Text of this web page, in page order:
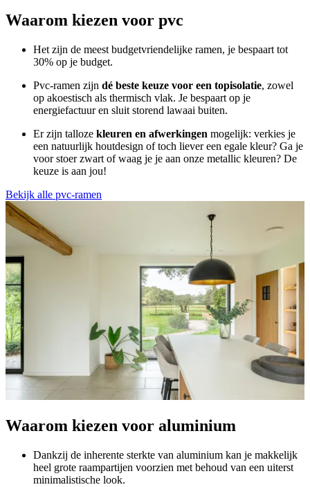
Waarom kiezen voor pvc
Het zijn de meest budgetvriendelijke ramen, je bespaart tot
30% op je budget.
Pvc-ramen zijn dé beste keuze voor een topisolatie, zowel
op akoestisch als thermisch vlak. Je bespaart op je
energiefactuur en sluit storend lawaai buiten.
Er zijn talloze kleuren en afwerkingen mogelijk: verkies je
een natuurlijk houtdesign of toch liever een egale kleur? Ga je
voor stoer zwart of waag je je aan onze metallic kleuren? De
keuze is aan jou!
Bekijk alle pvc-ramen
Waarom kiezen voor aluminium
Dankzij de inherente sterkte van aluminium kan je makkelijk
heel grote raampartijen voorzien met behoud van een uiterst
minimalistische look.